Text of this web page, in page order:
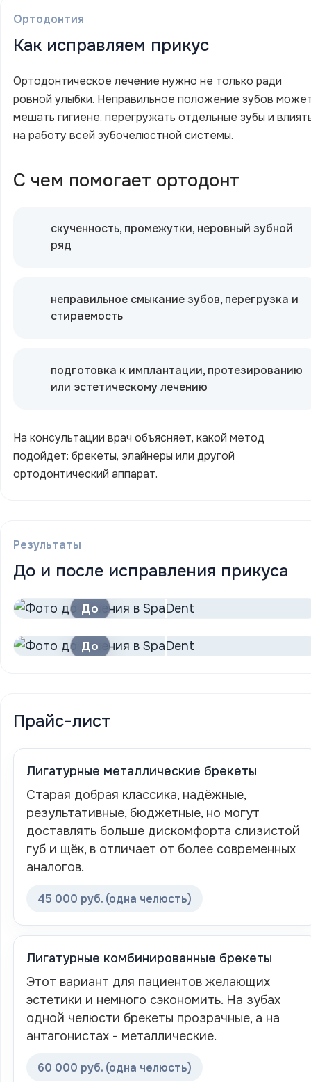
Ортодонтия
Как исправляем прикус
Ортодонтическое лечение нужно не только ради
ровной улыбки. Неправильное положение зубов
мешать гигиене, перегружать отдельные зубы и
на работу всей зубочелюстной системы.
С чем помогает ортодонт
скученность, промежутки, неровный зубной
ряд
неправильное смыкание зубов, перегрузка и
стираемость
подготовка к имплантации, протезированию
или эстетическому лечению
На консультации врач объясняет, какой метод
подойдет: брекеты, элайнеры или другой
ортодонтический аппарат.
Результаты
До и после исправления прикуса
До
До
Прайс-лист
Лигатурные металлические брекеты
Старая добрая классика, надёжные,
результативные, бюджетные, но могут
доставлять больше дискомфорта слизистой
губ и щёк, в отличает от более современных
аналогов.
45 000 руб. (одна челюсть)
Лигатурные комбинированные брекеты
Этот вариант для пациентов желающих
эстетики и немного сэкономить. На зубах
одной челюсти брекеты прозрачные, а на
антагонистах - металлические.
60 000 руб. (одна челюсть)